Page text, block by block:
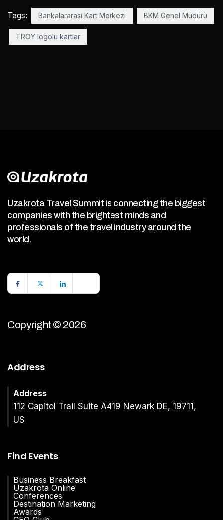
Tags: Bankalararası Kart Merkezi BKM Genel Müdürü
TROY logolu kartlar
Uzakrota Travel Summit is connecting the biggest
companies with the brightest minds and
professionals of the travel industry around the
world.
Copyright © 2026
Address
Address
112 Capitol Trail Suite A419 Newark DE, 19711,
US
Find Events
Business Breakfast
Uzakrota Online
Conferences
Destination Marketing
Awards